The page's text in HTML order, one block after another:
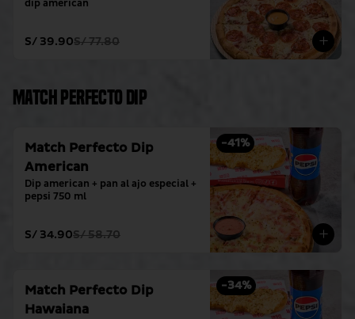
dip american
S/ 39.90S/ 77.80
Match Perfecto Dip
-41%
Match Perfecto Dip
American
Dip american + pan al ajo especial +
pepsi 750 ml
S/ 34.90S/ 58.70
-34%
Match Perfecto Dip
Hawaiana